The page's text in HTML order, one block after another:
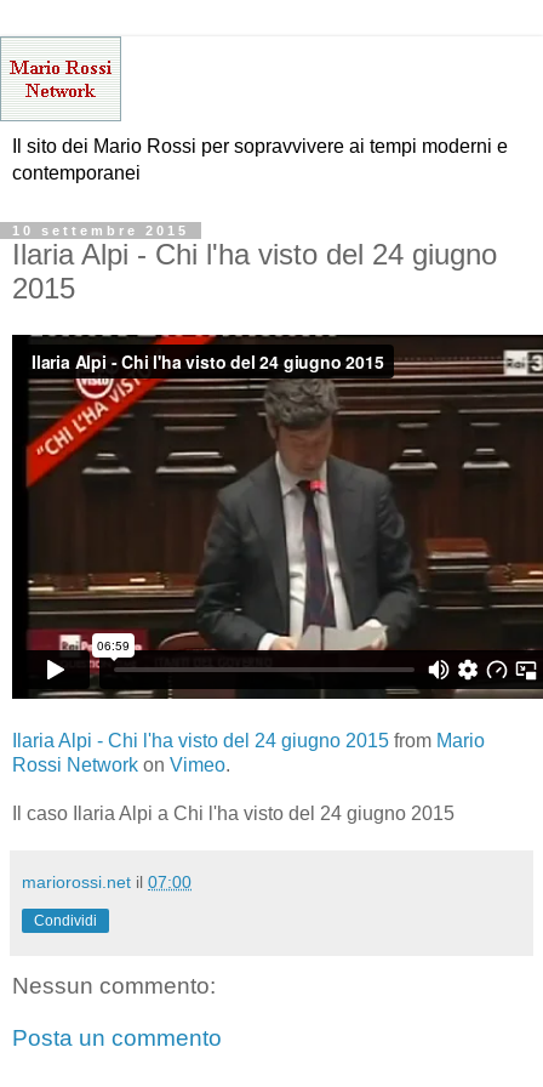
Il sito dei Mario Rossi per sopravvivere ai tempi moderni e
contemporanei
10 settembre 2015
Ilaria Alpi - Chi l'ha visto del 24 giugno
2015
Ilaria Alpi - Chi l'ha visto del 24 giugno 2015 from Mario
Rossi Network on Vimeo.
Il caso Ilaria Alpi a Chi l'ha visto del 24 giugno 2015
mariorossi.net il 07:00
Condividi
Nessun commento:
Posta un commento